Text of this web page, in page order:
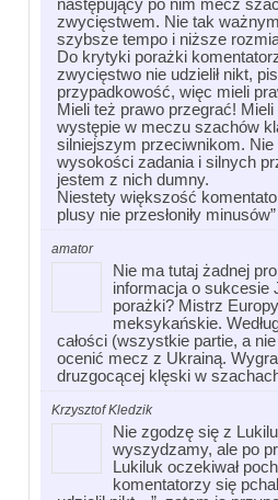
następujący po nim mecz
zwycięstwem. Nie tak
szybsze tempo i niższe
Do krytyki porażki
zwycięstwo nie udzielił nikt,
przypadkowość, więc mieli
Mieli też prawo przegrać!
występie w meczu szachów
silniejszym przeciwnikom. Nie
wysokości zadania i silnych
jestem z nich dumny.
Niestety większość
plusy nie przesłoniły
amator
Nie ma tutaj żadnej
informacja o sukcesie
porażki? Mistrz
meksykańskie.
całości (wszystkie partie, a
ocenić mecz z Ukrainą.
druzgocącej klęski w
Krzysztof Kledzik
Nie zgodzę się z
wyszydzamy, ale po
Lukiluk oczekiwał
komentatorzy się